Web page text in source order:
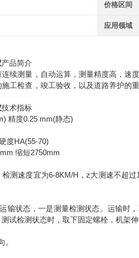
价格区间
应用领域
产品简介
续测量，自动运算，测量精度高，速
工检查，竣工验收，以及道路养护的
技术指标
精度0.25 mm(静态)
度HA(55-70)
缩短2750mm
检测速度宜为6-8KM/H ，z大测速不超过
输状态，一是测量检测状态。运输时
试检测状态时，取下固定螺栓，机架
。